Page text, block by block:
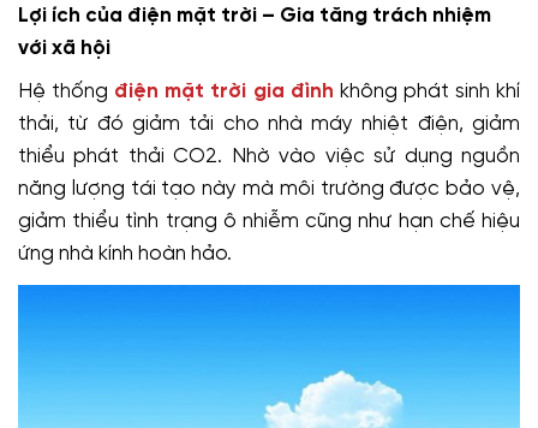
Lợi ích của điện mặt trời – Gia tăng trách nhiệm
với xã hội
Hệ thống điện mặt trời gia đình không phát sinh khí
thải, từ đó giảm tải cho nhà máy nhiệt điện, giảm
thiểu phát thải CO2. Nhờ vào việc sử dụng nguồn
năng lượng tái tạo này mà môi trường được bảo vệ,
giảm thiểu tình trạng ô nhiễm cũng như hạn chế hiệu
ứng nhà kính hoàn hảo.